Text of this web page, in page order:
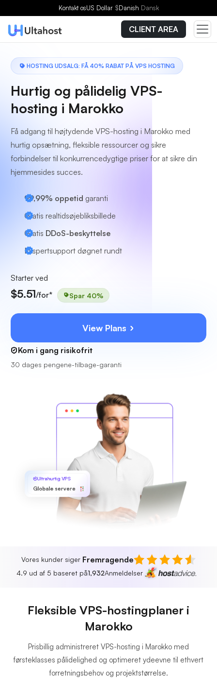
Kontakt osUS Dollar $Danish Dansk
CLIENT AREA
HOSTING UDSALG: FÅ 40% RABAT PÅ VPS HOSTING
Hurtig og pålidelig VPS-
hosting i Marokko
Få adgang til højtydende VPS-hosting i Marokko med
hurtig opsætning, fleksible ressourcer og sikre
forbindelser til konkurrencedygtige priser for at sikre din
hjemmesides succes.
99,99% oppetid garanti
Gratis realtidsøjebliksbillede
Gratis DDoS-beskyttelse
Ekspertsupport døgnet rundt
Starter ved
$5.51/for* Spar 40%
View Plans
Kom i gang risikofrit
30 dages pengene-tilbage-garanti
Ultrahurtig VPS
Globale servere
Vores kunder siger Fremragende
4.9 ud af 5 baseret på1,932Anmeldelser
Fleksible VPS-hostingplaner i
Marokko
Prisbillig administreret VPS-hosting i Marokko med
førsteklasses pålidelighed og optimeret ydeevne til ethvert
forretningsbehov og projektstørrelse.